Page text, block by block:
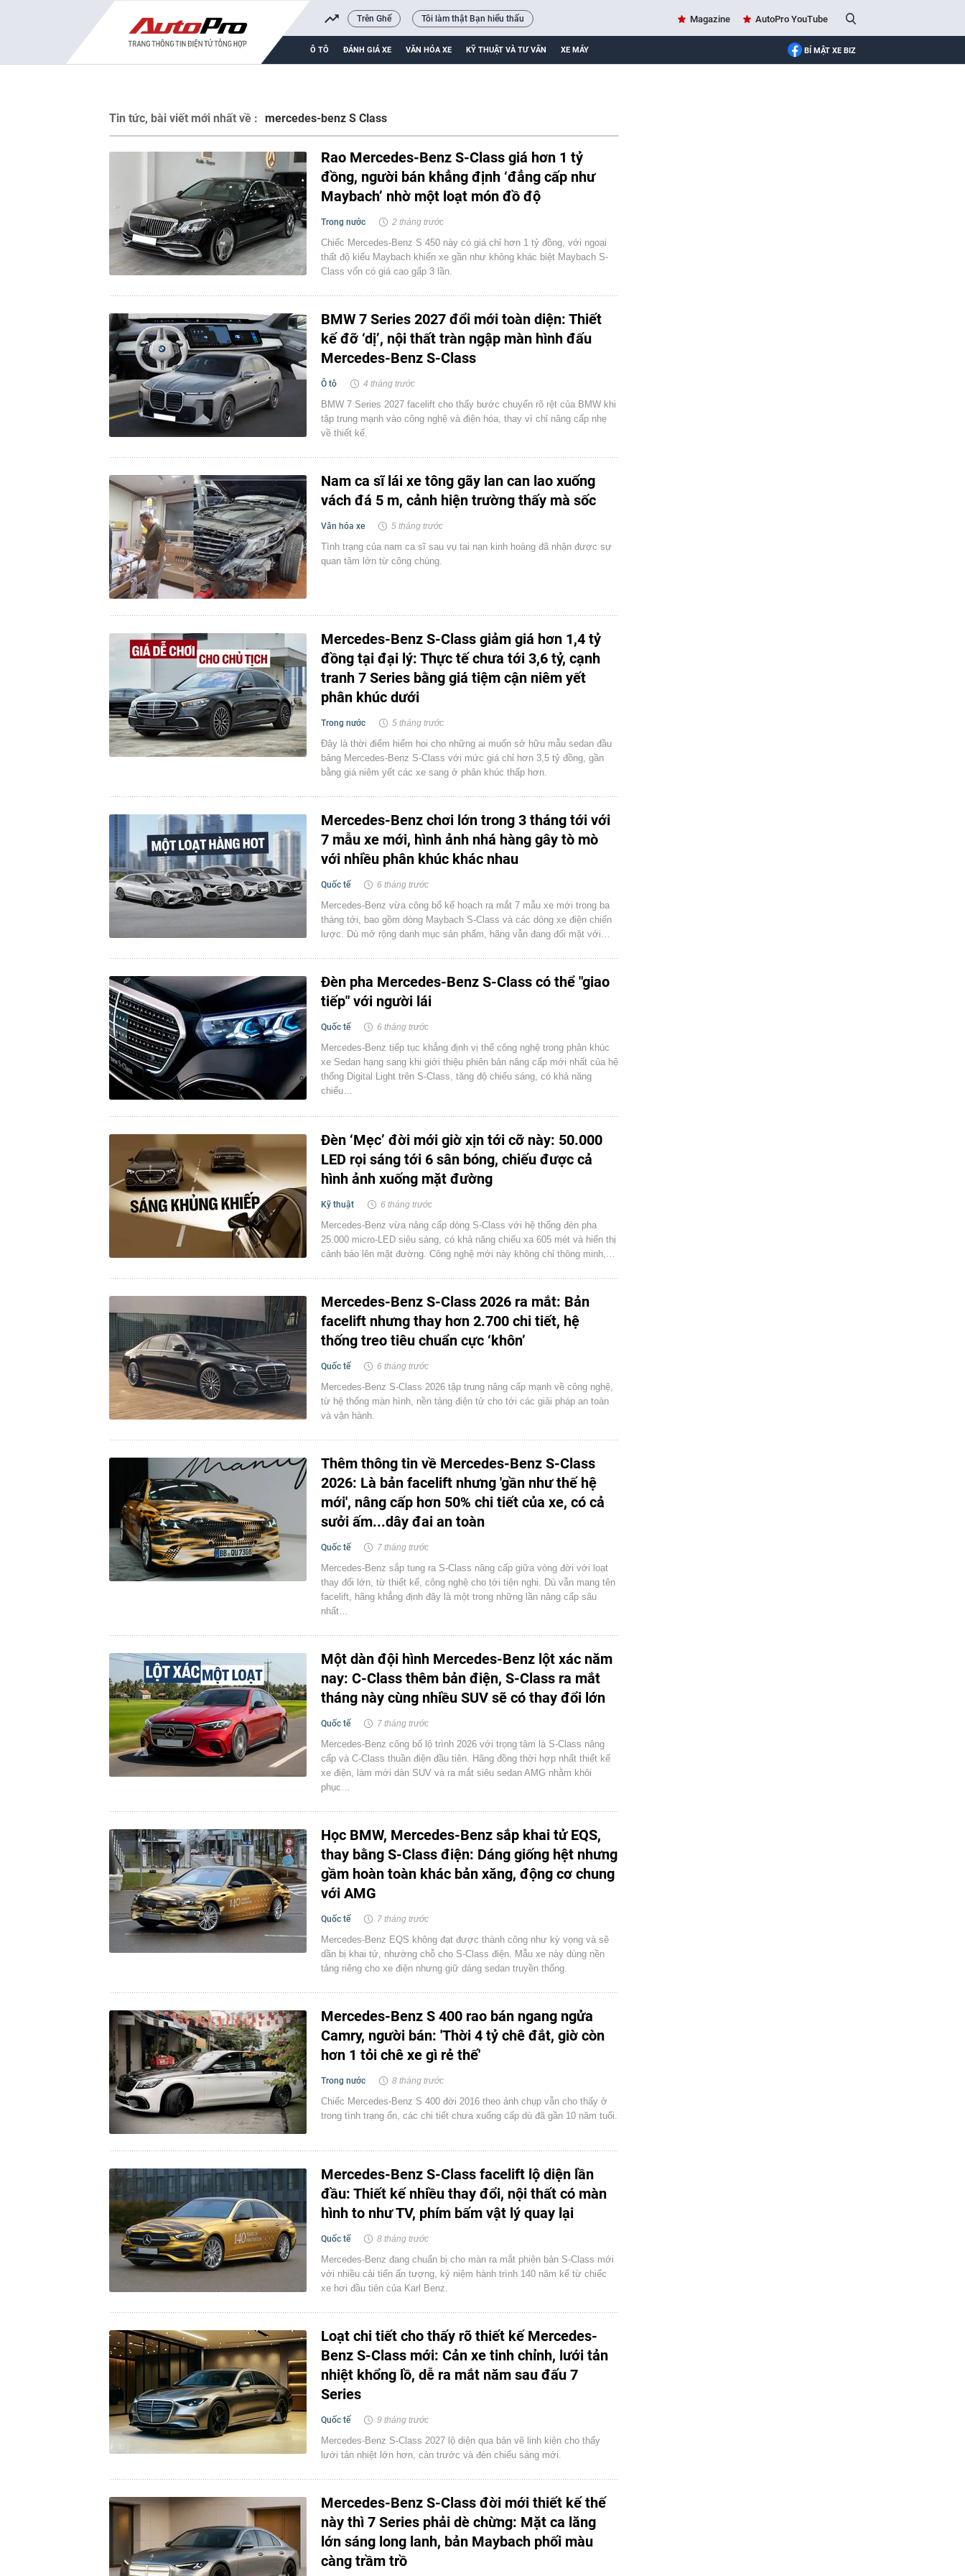
Trên Ghế Tôi làm thật Bạn hiểu thấu Magazine AutoPro YouTube
Ô TÔ ĐÁNH GIÁ XE VĂN HÓA XE KỸ THUẬT VÀ TƯ VẤN XE MÁY BÍ MẬT XE BIZ
Tin tức, bài viết mới nhất về : mercedes-benz S Class
Rao Mercedes-Benz S-Class giá hơn 1 tỷ
đồng, người bán khẳng định ‘đẳng cấp như
Maybach’ nhờ một loạt món đồ độ
Trong nước 2 tháng trước
Chiếc Mercedes-Benz S 450 này có giá chỉ hơn 1 tỷ đồng, với ngoại
thất độ kiểu Maybach khiến xe gần như không khác biệt Maybach S-
Class vốn có giá cao gấp 3 lần.
BMW 7 Series 2027 đổi mới toàn diện: Thiết
kế đỡ ‘dị’, nội thất tràn ngập màn hình đấu
Mercedes-Benz S-Class
Ô tô 4 tháng trước
BMW 7 Series 2027 facelift cho thấy bước chuyển rõ rệt của BMW khi
tập trung mạnh vào công nghệ và điện hóa, thay vì chỉ nâng cấp nhẹ
về thiết kế.
Nam ca sĩ lái xe tông gãy lan can lao xuống
vách đá 5 m, cảnh hiện trường thấy mà sốc
Văn hóa xe 5 tháng trước
Tình trạng của nam ca sĩ sau vụ tai nạn kinh hoàng đã nhận được sự
quan tâm lớn từ công chúng.
Mercedes-Benz S-Class giảm giá hơn 1,4 tỷ
đồng tại đại lý: Thực tế chưa tới 3,6 tỷ, cạnh
tranh 7 Series bằng giá tiệm cận niêm yết
phân khúc dưới
Trong nước 5 tháng trước
Đây là thời điểm hiếm hoi cho những ai muốn sở hữu mẫu sedan đầu
bảng Mercedes-Benz S-Class với mức giá chỉ hơn 3,5 tỷ đồng, gần
bằng giá niêm yết các xe sang ở phân khúc thấp hơn.
Mercedes-Benz chơi lớn trong 3 tháng tới với
7 mẫu xe mới, hình ảnh nhá hàng gây tò mò
với nhiều phân khúc khác nhau
Quốc tế 6 tháng trước
Mercedes-Benz vừa công bố kế hoạch ra mắt 7 mẫu xe mới trong ba
tháng tới, bao gồm dòng Maybach S-Class và các dòng xe điện chiến
lược. Dù mở rộng danh mục sản phẩm, hãng vẫn đang đối mặt với…
Đèn pha Mercedes-Benz S-Class có thể "giao
tiếp" với người lái
Quốc tế 6 tháng trước
Mercedes-Benz tiếp tục khẳng định vị thế công nghệ trong phân khúc
xe Sedan hạng sang khi giới thiệu phiên bản nâng cấp mới nhất của hệ
thống Digital Light trên S-Class, tăng độ chiếu sáng, có khả năng
chiếu…
Đèn ‘Mẹc’ đời mới giờ xịn tới cỡ này: 50.000
LED rọi sáng tới 6 sân bóng, chiếu được cả
hình ảnh xuống mặt đường
Kỹ thuật 6 tháng trước
Mercedes-Benz vừa nâng cấp dòng S-Class với hệ thống đèn pha
25.000 micro-LED siêu sáng, có khả năng chiếu xa 605 mét và hiển thị
cảnh báo lên mặt đường. Công nghệ mới này không chỉ thông minh,…
Mercedes-Benz S-Class 2026 ra mắt: Bản
facelift nhưng thay hơn 2.700 chi tiết, hệ
thống treo tiêu chuẩn cực ‘khôn’
Quốc tế 6 tháng trước
Mercedes-Benz S-Class 2026 tập trung nâng cấp mạnh về công nghệ,
từ hệ thống màn hình, nền tảng điện tử cho tới các giải pháp an toàn
và vận hành.
Thêm thông tin về Mercedes-Benz S-Class
2026: Là bản facelift nhưng 'gần như thế hệ
mới', nâng cấp hơn 50% chi tiết của xe, có cả
sưởi ấm...dây đai an toàn
Quốc tế 7 tháng trước
Mercedes-Benz sắp tung ra S-Class nâng cấp giữa vòng đời với loạt
thay đổi lớn, từ thiết kế, công nghệ cho tới tiện nghi. Dù vẫn mang tên
facelift, hãng khẳng định đây là một trong những lần nâng cấp sâu
nhất…
Một dàn đội hình Mercedes-Benz lột xác năm
nay: C-Class thêm bản điện, S-Class ra mắt
tháng này cùng nhiều SUV sẽ có thay đổi lớn
Quốc tế 7 tháng trước
Mercedes-Benz công bố lộ trình 2026 với trọng tâm là S-Class nâng
cấp và C-Class thuần điện đầu tiên. Hãng đồng thời hợp nhất thiết kế
xe điện, làm mới dàn SUV và ra mắt siêu sedan AMG nhằm khôi
phục…
Học BMW, Mercedes-Benz sắp khai tử EQS,
thay bằng S-Class điện: Dáng giống hệt nhưng
gầm hoàn toàn khác bản xăng, động cơ chung
với AMG
Quốc tế 7 tháng trước
Mercedes-Benz EQS không đạt được thành công như kỳ vọng và sẽ
dần bị khai tử, nhường chỗ cho S-Class điện. Mẫu xe này dùng nền
tảng riêng cho xe điện nhưng giữ dáng sedan truyền thống.
Mercedes-Benz S 400 rao bán ngang ngửa
Camry, người bán: 'Thời 4 tỷ chê đắt, giờ còn
hơn 1 tỏi chê xe gì rẻ thế'
Trong nước 8 tháng trước
Chiếc Mercedes-Benz S 400 đời 2016 theo ảnh chụp vẫn cho thấy ở
trong tình trạng ổn, các chi tiết chưa xuống cấp dù đã gần 10 năm tuổi.
Mercedes-Benz S-Class facelift lộ diện lần
đầu: Thiết kế nhiều thay đổi, nội thất có màn
hình to như TV, phím bấm vật lý quay lại
Quốc tế 8 tháng trước
Mercedes-Benz đang chuẩn bị cho màn ra mắt phiên bản S-Class mới
với nhiều cải tiến ấn tượng, kỷ niệm hành trình 140 năm kể từ chiếc
xe hơi đầu tiên của Karl Benz.
Loạt chi tiết cho thấy rõ thiết kế Mercedes-
Benz S-Class mới: Cản xe tinh chỉnh, lưới tản
nhiệt khổng lồ, dễ ra mắt năm sau đấu 7
Series
Quốc tế 9 tháng trước
Mercedes-Benz S-Class 2027 lộ diện qua bản vẽ linh kiện cho thấy
lưới tản nhiệt lớn hơn, cản trước và đèn chiếu sáng mới.
Mercedes-Benz S-Class đời mới thiết kế thế
này thì 7 Series phải dè chừng: Mặt ca lăng
lớn sáng long lanh, bản Maybach phối màu
càng trầm trồ